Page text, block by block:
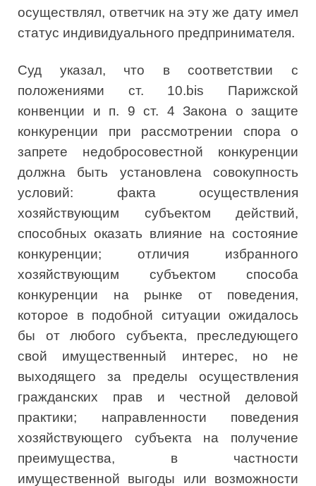
осуществлял, ответчик на эту же дату имел
статус индивидуального предпринимателя.
Суд указал, что в соответствии с
положениями ст. 10.bis Парижской
конвенции и п. 9 ст. 4 Закона о защите
конкуренции при рассмотрении спора о
запрете недобросовестной конкуренции
должна быть установлена совокупность
условий: факта осуществления
хозяйствующим субъектом действий,
способных оказать влияние на состояние
конкуренции; отличия избранного
хозяйствующим субъектом способа
конкуренции на рынке от поведения,
которое в подобной ситуации ожидалось
бы от любого субъекта, преследующего
свой имущественный интерес, но не
выходящего за пределы осуществления
гражданских прав и честной деловой
практики; направленности поведения
хозяйствующего субъекта на получение
преимущества, в частности
имущественной выгоды или возможности